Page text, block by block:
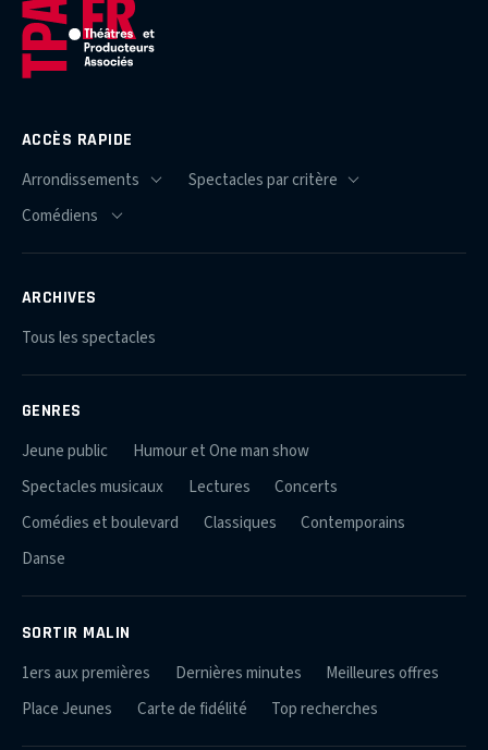
ACCÈS RAPIDE
ARCHIVES
Tous les spectacles
GENRES
Jeune public
Humour et One man show
Spectacles musicaux
Lectures
Concerts
Comédies et boulevard
Classiques
Contemporains
Danse
SORTIR MALIN
1ers aux premières Dernières minutes
Meilleures offres
Place Jeunes
Carte de fidélité Top recherches